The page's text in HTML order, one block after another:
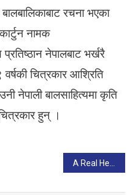
रचना भएका
नामक
नेपालबाट भर्खरै
चित्रकार आश्रिति
नेपाली बालसाहित्यमा कृति
हुन् ।